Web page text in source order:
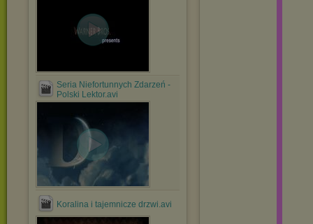
Seria Niefortunnych Zdarzeń -
Polski Lektor.avi
Koralina i tajemnicze drzwi.avi